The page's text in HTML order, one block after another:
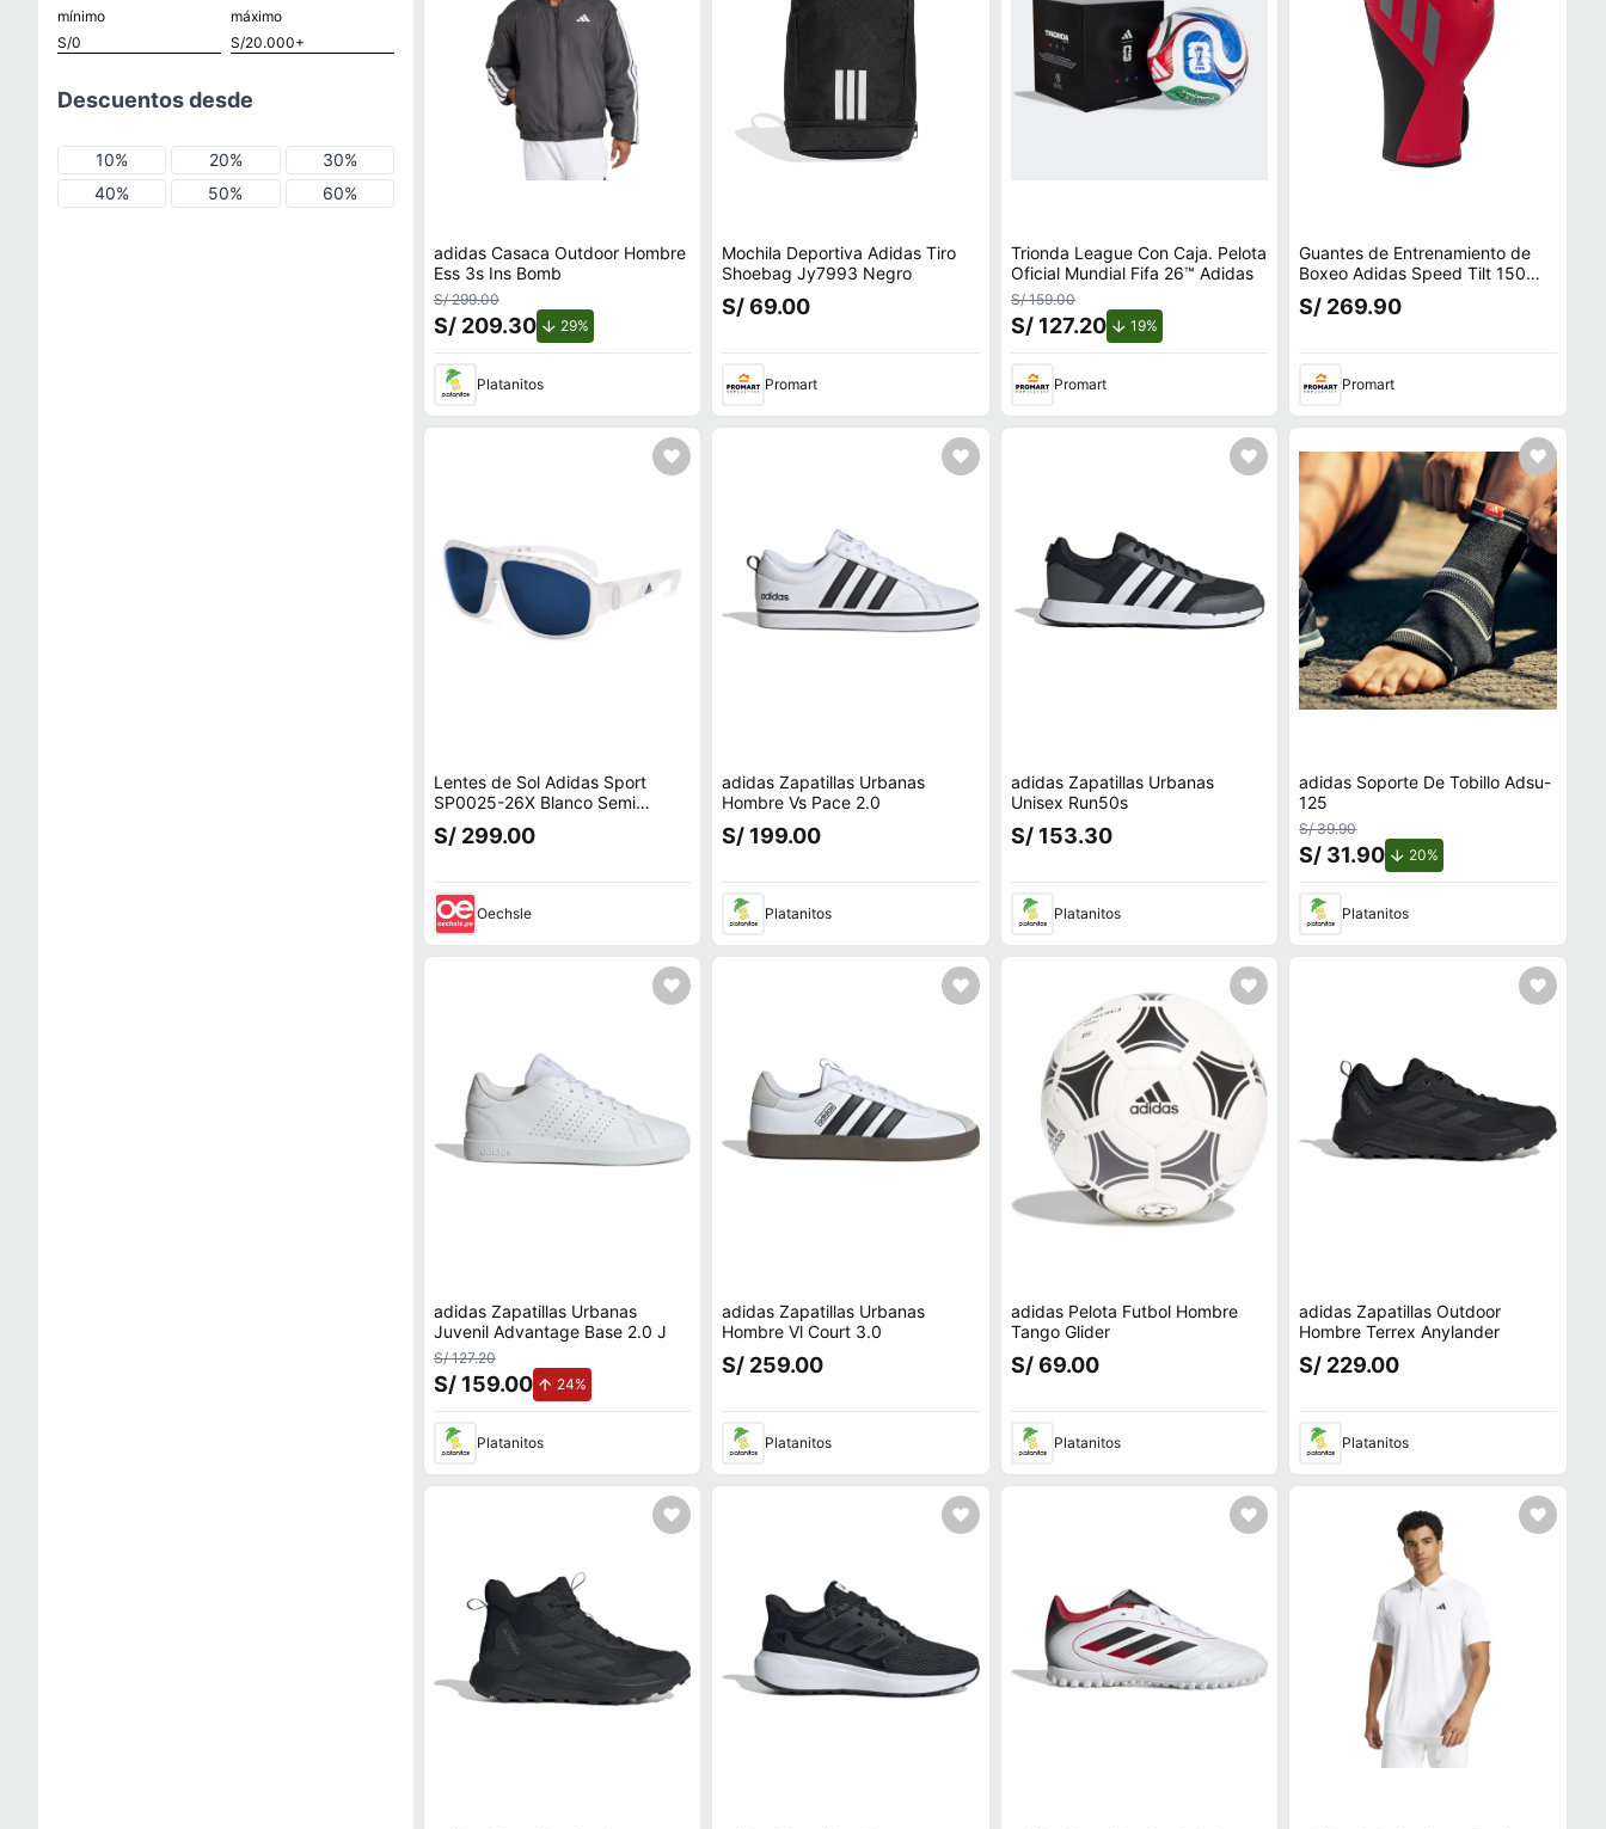
mínimo máximo
Descuentos desde
10% 20%
30%
40%
50% 60%
adidas Casaca Outdoor Hombre
Ess 3s Ins Bomb
S/ 299.00
S/ 209.30 29%de descuento.
Platanitos
Mochila Deportiva Adidas Tiro
Shoebag Jy7993 Negro
S/ 69.00
Promart
Trionda League Con Caja. Pelota
Oficial Mundial Fifa 26™ Adidas
S/ 159.00
S/ 127.20 19%de descuento.
Promart
Guantes de Entrenamiento de
Boxeo Adidas Speed Tilt 150
Rojo 16OZ
S/ 269.90
Promart
Lentes de Sol Adidas Sport
SP0025-26X Blanco Semi
Transparente Azul
S/ 299.00
Oechsle
adidas Zapatillas Urbanas
Hombre Vs Pace 2.0
S/ 199.00
Platanitos
adidas Zapatillas Urbanas
Unisex Run50s
S/ 153.30
Platanitos
adidas Soporte De Tobillo Adsu-
125
S/ 39.90
S/ 31.90 20%
Platanitos
adidas Zapatillas Urbanas
Juvenil Advantage Base 2.0 J
S/ 127.20
S/ 159.00 24%de aumento.
Platanitos
adidas Zapatillas Urbanas
Hombre Vl Court 3.0
S/ 259.00
Platanitos
adidas Pelota Futbol Hombre
Tango Glider
S/ 69.00
Platanitos
adidas Zapatillas Outdoor
Hombre Terrex Anylander
S/ 229.00
Platanitos